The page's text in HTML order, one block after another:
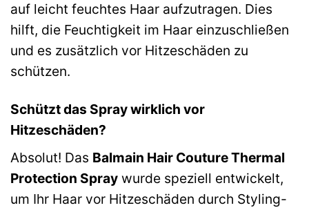
auf leicht feuchtes Haar aufzutragen. Dies
hilft, die Feuchtigkeit im Haar einzuschließen
und es zusätzlich vor Hitzeschäden zu
schützen.
Schützt das Spray wirklich vor
Hitzeschäden?
Absolut! Das Balmain Hair Couture Thermal
Protection Spray wurde speziell entwickelt,
um Ihr Haar vor Hitzeschäden durch Styling-